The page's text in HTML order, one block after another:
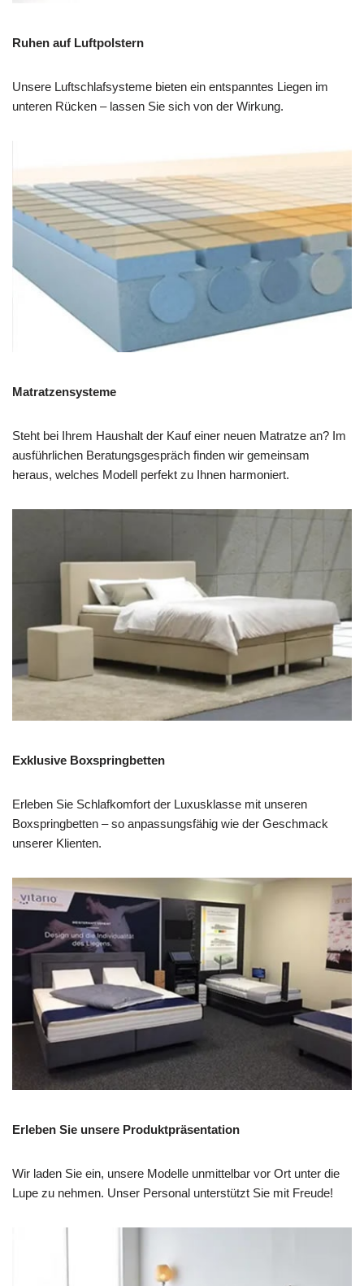
Ruhen auf Luftpolstern
Unsere Luftschlafsysteme bieten ein entspanntes Liegen im
unteren Rücken – lassen Sie sich von der Wirkung.
Matratzensysteme
Steht bei Ihrem Haushalt der Kauf einer neuen Matratze an? Im
ausführlichen Beratungsgespräch finden wir gemeinsam
heraus, welches Modell perfekt zu Ihnen harmoniert.
Exklusive Boxspringbetten
Erleben Sie Schlafkomfort der Luxusklasse mit unseren
Boxspringbetten – so anpassungsfähig wie der Geschmack
unserer Klienten.
Erleben Sie unsere Produktpräsentation
Wir laden Sie ein, unsere Modelle unmittelbar vor Ort unter die
Lupe zu nehmen. Unser Personal unterstützt Sie mit Freude!